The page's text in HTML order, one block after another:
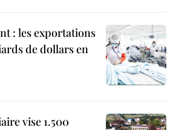
: les exportations
de dollars en
vise 1.500